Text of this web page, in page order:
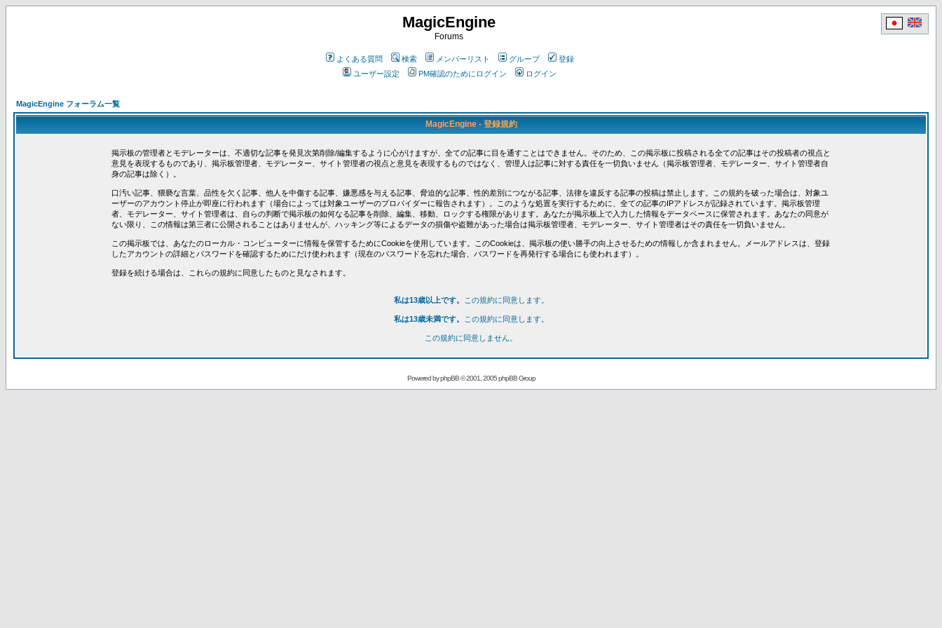
MagicEngine
Forums
よくある質問 検索 メンバーリスト グループ
登録
ユーザー設定
PM確認のためにログイン ログイン
MagicEngine フォーラム一覧
MagicEngine - 登録規約
掲示板の管理者とモデレーターは、不適切な記事を発見次第削除/編集するように心がけますが、全ての記事に目を通すことはできません。そのため、この掲示板に投稿される全ての記事はその投稿者の視点と
意見を表現するものであり、掲示板管理者、モデレーター、サイト管理者の視点と意見を表現するものではなく、管理人は記事に対する責任を一切負いません（掲示板管理者、モデレーター、サイト管理者自
身の記事は除く）。
口汚い記事、猥褻な言葉、品性を欠く記事、他人を中傷する記事、嫌悪感を与える記事、脅迫的な記事、性的差別につながる記事、法律を違反する記事の投稿は禁止します。この規約を破った場合は、対象ユ
ーザーのアカウント停止が即座に行われます（場合によっては対象ユーザーのプロバイダーに報告されます）。このような処置を実行するために、全ての記事のIPアドレスが記録されています。掲示板管理
者、モデレーター、サイト管理者は、自らの判断で掲示板の如何なる記事を削除、編集、移動、ロックする権限があります。あなたが掲示板上で入力した情報をデータベースに保管されます。あなたの同意が
ない限り、この情報は第三者に公開されることはありませんが、ハッキング等によるデータの損傷や盗難があった場合は掲示板管理者、モデレーター、サイト管理者はその責任を一切負いません。
この掲示板では、あなたのローカル・コンピューターに情報を保管するためにCookieを使用しています。このCookieは、掲示板の使い勝手の向上させるための情報しか含まれません。メールアドレスは、登録
したアカウントの詳細とパスワードを確認するためにだけ使われます（現在のパスワードを忘れた場合、パスワードを再発行する場合にも使われます）。
登録を続ける場合は、これらの規約に同意したものと見なされます。
私は13歳以上です。 この規約に同意します。
私は13歳未満です。 この規約に同意します。
この規約に同意しません。
Powered byphpBB© 2001, 2005 phpBB Group